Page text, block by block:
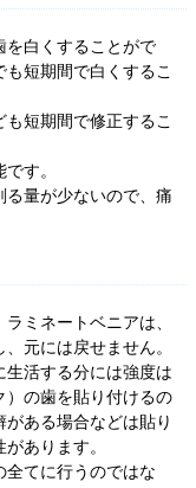
を白くすることがで
短期間で白くするこ
短期間で修正するこ
す。
る量が少ないので、痛
ミネートベニアは、
元には戻せません。
生活する分には強度は
）の歯を貼り付けるの
ある場合などは貼り
あります。
全てに行うのではな